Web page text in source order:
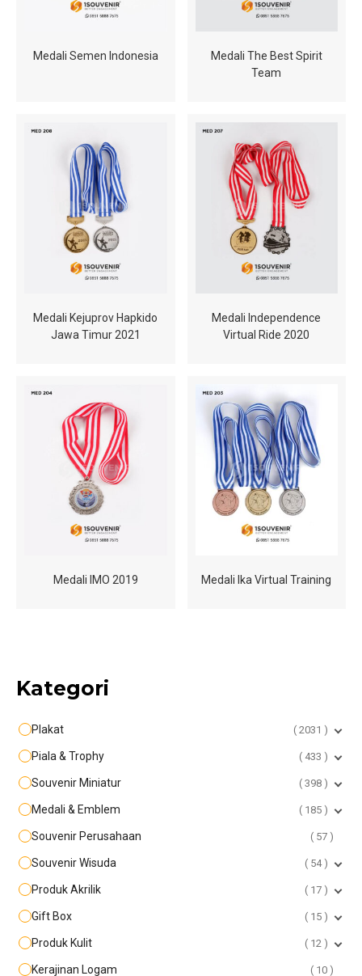
Medali Semen Indonesia
Medali The Best Spirit
Team
Medali Kejuprov Hapkido
Jawa Timur 2021
Medali Independence
Virtual Ride 2020
Medali IMO 2019 Medali Ika Virtual Training
Kategori
Plakat 2031
Piala & Trophy 433
Souvenir Miniatur 398
Medali & Emblem 185
Souvenir Perusahaan 57
Souvenir Wisuda 54
Produk Akrilik 17
Gift Box 15
Produk Kulit 12
Kerajinan Logam 10